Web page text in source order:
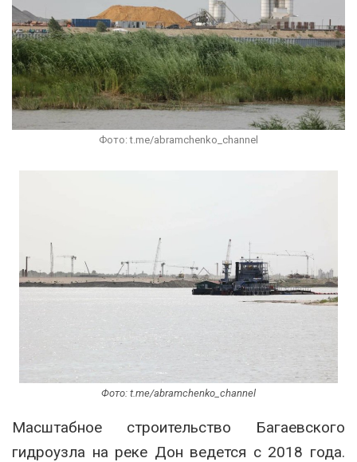
Фото: t.me/abramchenko_channel
Фото: t.me/abramchenko_channel
Масштабное строительство Багаевского
гидроузла на реке Дон ведется с 2018 года.